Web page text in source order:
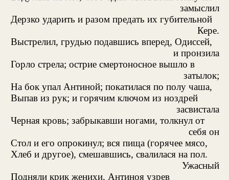
замыслил
Дерзко ударить и разом предать их губительной
Кере.
Выстрелил, грудью подавшись вперед, Одиссей,
и пронзила
Горло стрела; острие смертоносное вышло в
затылок;
На бок упал Антиной; покатилася по полу чаша,
Выпав из рук; и горячим ключом из ноздрей
засвистала
Черная кровь; забрыкавши ногами, толкнул от
себя он
Стол и его опрокинул; вся пища (горячее мясо,
Хлеб и другое), смешавшись, свалилася на пол.
Ужасный
Подняли крик женихи, Антиноя узрев